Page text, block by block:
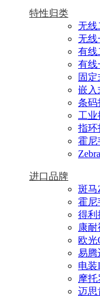
特性归类
无线
无线
有线
有线
固
嵌入
条码
工业
指环
霍尼
进口品牌
斑马
霍尼
得利
康耐
欧光
易腾
电装
摩托
迈思